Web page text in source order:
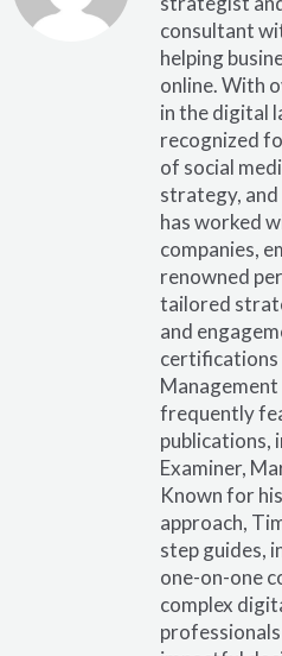
consultant
helping
online. With
in the digital
recognized
of social
strategy, and
has worked
companies,
renowned
tailored
and
certifications
frequently
publications,
Examiner,
Known for
approach,
step guides,
one-on-one
complex